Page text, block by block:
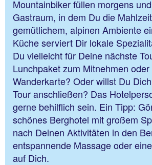
Mountainbiker füllen morgens
Gastraum, in dem Du die
gemütlichem, alpinen Ambiente
Küche serviert Dir lokale
Du vielleicht für Deine nächste
Lunchpaket zum Mitnehmen
Wanderkarte? Oder willst Du
Tour anschließen? Das
gerne behilflich sein. Ein Tipp:
schönes Berghotel mit großem
nach Deinen Aktivitäten in den
entspannende Massage oder
auf Dich.